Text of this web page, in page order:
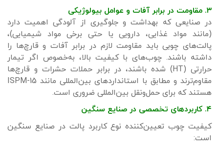
۳. مقاومت در برابر آفات و عوامل بیولوژیکی
در صنایعی که بهداشت و جلوگیری از آلودگی اهمیت دارد
(مانند مواد غذایی، دارویی یا حتی برخی مواد شیمیایی)،
پالت‌های چوبی باید مقاومت لازم در برابر آفات و قارچ‌ها را
داشته باشند. چوب‌های با کیفیت بالا، به‌خصوص اگر تیمار
حرارتی (HT) شده باشند، در برابر حملات حشرات و قارچ‌ها
مقاوم‌ترند و مطابق با استانداردهای بین‌المللی مانند ISPM-15
هستند که برای حمل‌ونقل بین‌المللی ضروری است.
۴. کاربردهای تخصصی در صنایع سنگین
کیفیت چوب تعیین‌کننده نوع کاربرد پالت در صنایع سنگین
است: